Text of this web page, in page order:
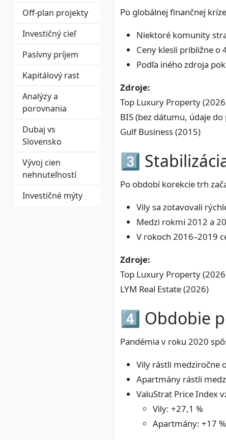
Off-plan projekty
Investičný cieľ
Pasívny príjem
Kapitálový rast
Analýzy a
porovnania
Dubaj vs
Slovensko
Vývoj cien
nehnuteľností
Investičné mýty
Po globálnej finančnej
Niektoré komunity
Ceny klesli približne o
Podľa iného zdroja
Zdroje:
Top Luxury Property
BIS (bez dátumu, údaje
Gulf Business (2015)
3️⃣
Po období korekcie trh
Vily sa zotavovali
Medzi rokmi 2012 a
V rokoch 2016–2019
Zdroje:
Top Luxury Property
LYM Real Estate (2026)
4️⃣ Obdobie
Pandémia v roku 2020
Vily rástli medziročne
Apartmány rástli
ValuStrat Price Index
Vily: +27,1 %
Apartmány: +17 %